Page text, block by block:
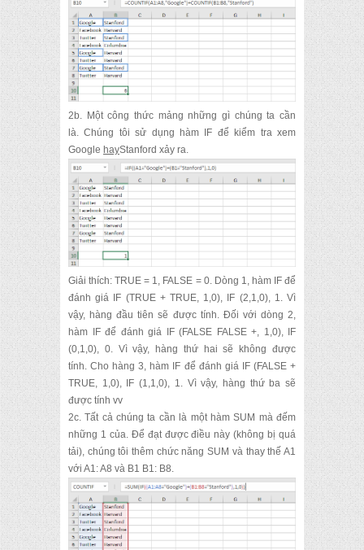
2b. Một công thức mảng những gì chúng ta cần
là. Chúng tôi sử dụng hàm IF để kiểm tra xem
Google hayStanford xảy ra.
Giải thích: TRUE = 1, FALSE = 0. Dòng 1, hàm IF để
đánh giá IF (TRUE + TRUE, 1,0), IF (2,1,0), 1. Vì
vậy, hàng đầu tiên sẽ được tính. Đối với dòng 2,
hàm IF để đánh giá IF (FALSE FALSE +, 1,0), IF
(0,1,0), 0. Vì vậy, hàng thứ hai sẽ không được
tính. Cho hàng 3, hàm IF để đánh giá IF (FALSE +
TRUE, 1,0), IF (1,1,0), 1. Vì vậy, hàng thứ ba sẽ
được tính vv
2c. Tất cả chúng ta cần là một hàm SUM mà đếm
những 1 của. Để đạt được điều này (không bị quá
tải), chúng tôi thêm chức năng SUM và thay thế A1
với A1: A8 và B1 B1: B8.